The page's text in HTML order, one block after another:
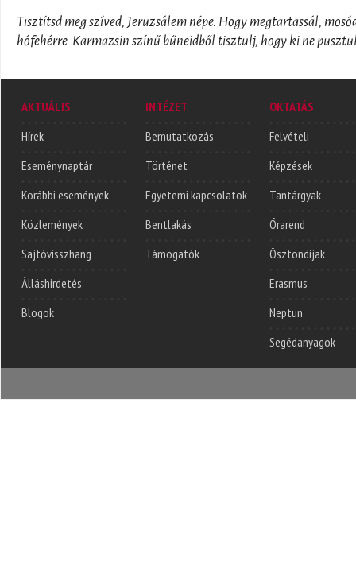
Tisztítsd meg szíved, Jeruzsálem népe. Hogy megtartassál,
hófehérre. Karmazsin színű bűneidből tisztulj, hogy ki ne
AKTUÁLIS
Hírek
Eseménynaptár
Korábbi események
Közlemények
Sajtóvisszhang
Álláshirdetés
Blogok
INTÉZET
Bemutatkozás
Történet
Egyetemi kapcsolatok
Bentlakás
Támogatók
OKTATÁS
Felvételi
Képzések
Tantárgyak
Órarend
Ösztöndíjak
Erasmus
Neptun
Segédanyagok